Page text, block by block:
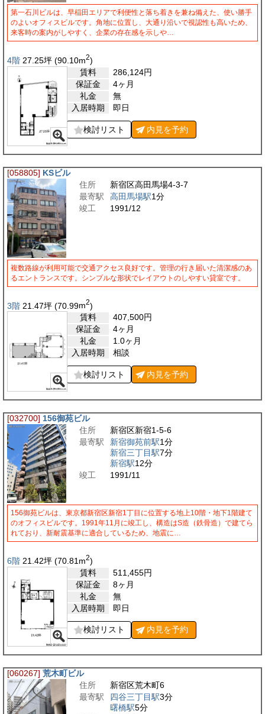
第一石川ビルは、早稲田エリアで利便性と落ち着きを兼ね備えた、使い勝手
のよいオフィスビルです。角地に位置し、大通り沿いで視認性も高いため、
来客時の案内がしやすく、企業の存在感を示しや…
4階 27.25坪 (90.10m2)
賃料
286,124円
保証金
4ヶ月
礼金
無
入居時期
即日
検討リスト 内見を予約
[058805] KSビル
住所
新宿区高田馬場4-3-7
最寄駅
高田馬場駅1分
竣工
1991/12
複数路線が利用可能で交通アクセス良好です。管理の行き届いた清潔感のあ
るエントランスです。シンプルな形状でレイアウトのしやすい貸室です。
3階 21.47坪 (70.99m2)
賃料
407,500円
保証金
4ヶ月
礼金
1.0ヶ月
入居時期
相談
検討リスト 内見を予約
[032700] 156御苑ビル
住所
新宿区新宿1-5-6
最寄駅
新宿御苑前駅1分
新宿三丁目駅7分
新宿駅12分
竣工
1991/11
156御苑ビルは、東京都新宿区新宿1丁目に位置する地上10階・地下1階建て
のオフィスビルです。1991年11月に竣工し、構造はS造（鉄骨造）で建てら
れており、新耐震基準に適合しているため、地震に…
6階 21.42坪 (70.81 m2)
賃料
511,455円
保証金
8ヶ月
礼金
無
入居時期
即日
検討リスト 内見を予約
[060267] 荒木町ビル
住所
新宿区荒木町6
最寄駅
四谷三丁目駅3分
曙橋駅5分